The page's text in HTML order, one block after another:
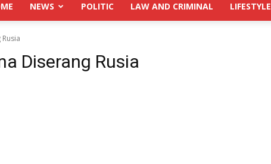
NEWS POLITIC LAW AND CRIMINAL LIFESTYLE
Diserang Rusia